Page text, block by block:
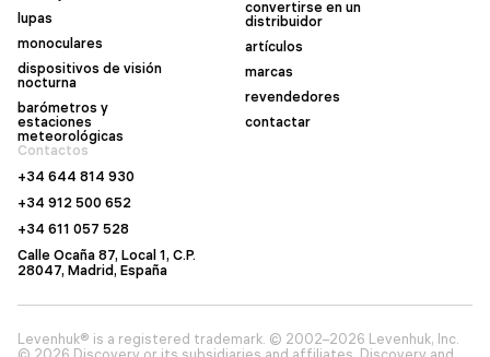
lupas
monoculares
dispositivos de visión
nocturna
barómetros y
estaciones
meteorológicas
convertirse en un
distribuidor
artículos
marcas
revendedores
contactar
Contactos
+34 644 814 930
+34 912 500 652
+34 611 057 528
Calle Ocaña 87, Local 1, C.P.
28047, Madrid, España
Levenhuk® is a registered trademark. © 2002–2026 Levenhuk, Inc.